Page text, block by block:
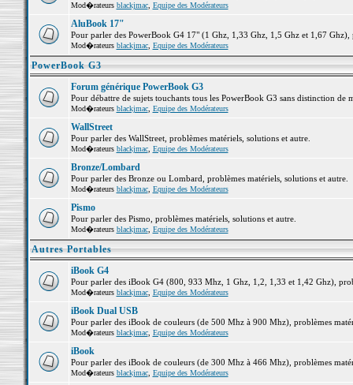
Mod�rateurs blackjmac, Equipe des Modérateurs
AluBook 17"
Pour parler des PowerBook G4 17" (1 Ghz, 1,33 Ghz, 1,5 Ghz et 1,67 Ghz),
Mod�rateurs blackjmac, Equipe des Modérateurs
PowerBook G3
Forum générique PowerBook G3
Pour débattre de sujets touchants tous les PowerBook G3 sans distinction de
Mod�rateurs blackjmac, Equipe des Modérateurs
WallStreet
Pour parler des WallStreet, problèmes matériels, solutions et autre.
Mod�rateurs blackjmac, Equipe des Modérateurs
Bronze/Lombard
Pour parler des Bronze ou Lombard, problèmes matériels, solutions et autre.
Mod�rateurs blackjmac, Equipe des Modérateurs
Pismo
Pour parler des Pismo, problèmes matériels, solutions et autre.
Mod�rateurs blackjmac, Equipe des Modérateurs
Autres Portables
iBook G4
Pour parler des iBook G4 (800, 933 Mhz, 1 Ghz, 1,2, 1,33 et 1,42 Ghz),
Mod�rateurs blackjmac, Equipe des Modérateurs
iBook Dual USB
Pour parler des iBook de couleurs (de 500 Mhz à 900 Mhz), problèmes
Mod�rateurs blackjmac, Equipe des Modérateurs
iBook
Pour parler des iBook de couleurs (de 300 Mhz à 466 Mhz), problèmes
Mod�rateurs blackjmac, Equipe des Modérateurs